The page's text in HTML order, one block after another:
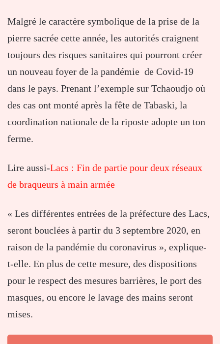
Malgré le caractère symbolique de la prise de la
pierre sacrée cette année, les autorités craignent
toujours des risques sanitaires qui pourront créer
un nouveau foyer de la pandémie de Covid-19
dans le pays. Prenant l’exemple sur Tchaoudjo où
des cas ont monté après la fête de Tabaski, la
coordination nationale de la riposte adopte un ton
ferme.
Lire aussi-Lacs : Fin de partie pour deux réseaux
de braqueurs à main armée
« Les différentes entrées de la préfecture des Lacs,
seront bouclées à partir du 3 septembre 2020, en
raison de la pandémie du coronavirus », explique-
t-elle. En plus de cette mesure, des dispositions
pour le respect des mesures barrières, le port des
masques, ou encore le lavage des mains seront
mises.